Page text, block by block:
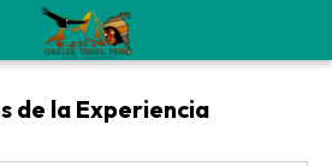
– Arequipa
de la Experiencia